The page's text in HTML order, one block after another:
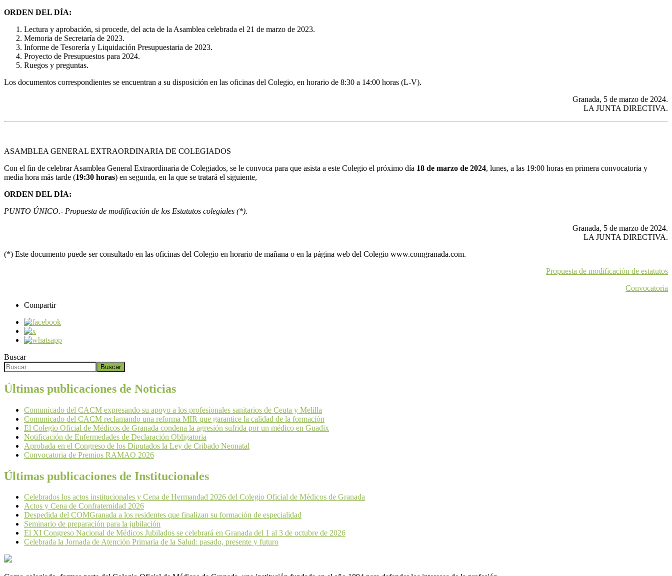
ORDEN DEL DÍA:
Lectura y aprobación, si procede, del acta de la Asamblea celebrada el 21 de marzo de 2023.
Memoria de Secretaría de 2023.
Informe de Tesorería y Liquidación Presupuestaria de 2023.
Proyecto de Presupuestos para 2024.
Ruegos y preguntas.
Los documentos correspondientes se encuentran a su disposición en las oficinas del Colegio, en horario de 8:30 a 14:00 horas (L-V).
Granada, 5 de marzo de 2024.
LA JUNTA DIRECTIVA.
ASAMBLEA GENERAL EXTRAORDINARIA DE COLEGIADOS
Con el fin de celebrar Asamblea General Extraordinaria de Colegiados, se le convoca para que asista a este Colegio el próximo día 18 de marzo de 2024, lunes, a las 19:00 horas en primera convocatoria y
media hora más tarde (19:30 horas) en segunda, en la que se tratará el siguiente,
ORDEN DEL DÍA:
PUNTO ÚNICO.- Propuesta de modificación de los Estatutos colegiales (*).
Granada, 5 de marzo de 2024.
LA JUNTA DIRECTIVA.
(*) Este documento puede ser consultado en las oficinas del Colegio en horario de mañana o en la página web del Colegio www.comgranada.com.
Propuesta de modificación de estatutos
Convocatoria
Compartir
Buscar
Buscar
Últimas publicaciones de Noticias
Comunicado del CACM expresando su apoyo a los profesionales sanitarios de Ceuta y Melilla
Comunicado del CACM reclamando una reforma MIR que garantice la calidad de la formación
El Colegio Oficial de Médicos de Granada condena la agresión sufrida por un médico en Guadix
Notificación de Enfermedades de Declaración Obligatoria
Aprobada en el Congreso de los Diputados la Ley de Cribado Neonatal
Convocatoria de Premios RAMAO 2026
Últimas publicaciones de Institucionales
Celebrados los actos institucionales y Cena de Hermandad 2026 del Colegio Oficial de Médicos de Granada
Actos y Cena de Confraternidad 2026
Despedida del COMGranada a los residentes que finalizan su formación de especialidad
Seminario de preparación para la jubilación
El XI Congreso Nacional de Médicos Jubilados se celebrará en Granada del 1 al 3 de octubre de 2026
Celebrada la Jornada de Atención Primaria de la Salud: pasado, presente y futuro